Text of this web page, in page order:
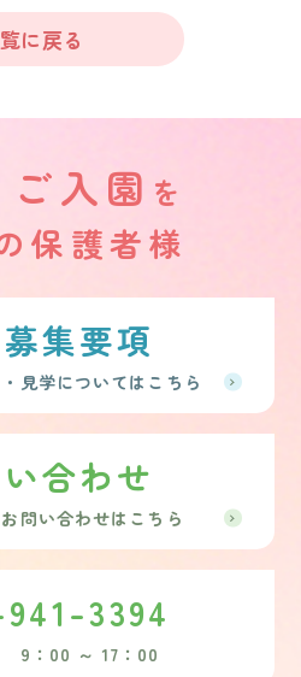
に戻る
入園 を
保護者様
集要項
見学についてはこちら
合わせ
問い合わせはこちら
3394
9：00 ～ 17：00